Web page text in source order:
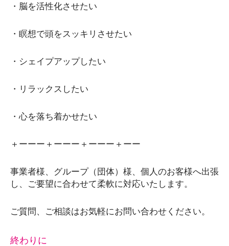
・脳を活性化させたい
・瞑想で頭をスッキリさせたい
・シェイプアップしたい
・リラックスしたい
・心を落ち着かせたい
＋ーーー＋ーーー＋ーーー＋ーー
事業者様、グループ（団体）様、個人のお客様へ出張
し、ご要望に合わせて柔軟に対応いたします。
ご質問、ご相談はお気軽にお問い合わせください。
終わりに